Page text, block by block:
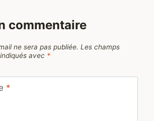
commentaire
ne sera pas publiée. Les champs
avec *
*